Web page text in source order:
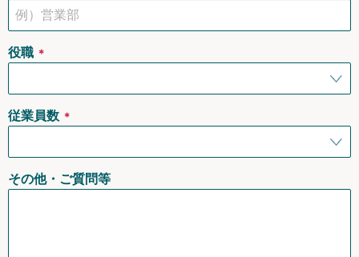
役職 ＊
従業員数 ＊
その他・ご質問等